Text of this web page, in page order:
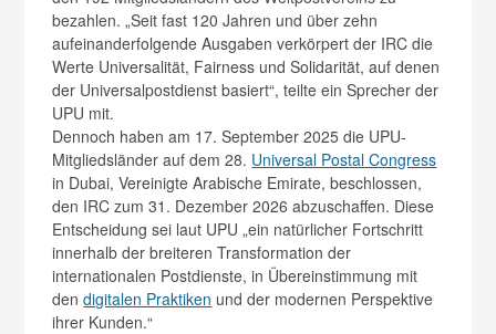
bezahlen. „Seit fast 120 Jahren und über zehn
aufeinanderfolgende Ausgaben verkörpert der IRC die
Werte Universalität, Fairness und Solidarität, auf denen
der Universalpostdienst basiert“, teilte ein Sprecher der
UPU mit.
Dennoch haben am 17. September 2025 die UPU-
Mitgliedsländer auf dem 28. Universal Postal Congress
in Dubai, Vereinigte Arabische Emirate, beschlossen,
den IRC zum 31. Dezember 2026 abzuschaffen. Diese
Entscheidung sei laut UPU „ein natürlicher Fortschritt
innerhalb der breiteren Transformation der
internationalen Postdienste, in Übereinstimmung mit
dendigitalen Praktiken und der modernen Perspektive
ihrer Kunden.“